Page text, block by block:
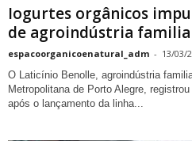
Iogurtes orgânicos
de agroindústria
espacoorganicoenatural_adm - 13/03/
O Laticínio Benolle, agroindústria
Metropolitana de Porto Alegre,
após o lançamento da linha...